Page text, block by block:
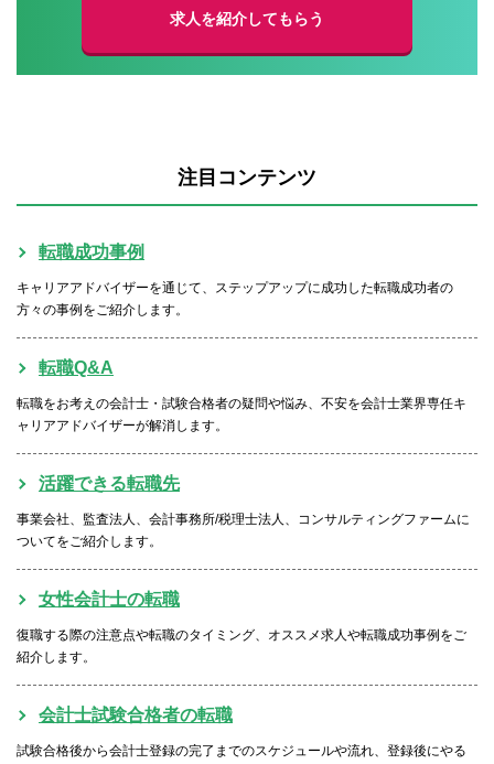
求人を紹介してもらう
注目コンテンツ
転職成功事例
キャリアアドバイザーを通じて、ステップアップに成功した転職成功者の
方々の事例をご紹介します。
転職Q&A
転職をお考えの会計士・試験合格者の疑問や悩み、不安を会計士業界専任キ
ャリアアドバイザーが解消します。
活躍できる転職先
事業会社、監査法人、会計事務所/税理士法人、コンサルティングファームに
ついてをご紹介します。
女性会計士の転職
復職する際の注意点や転職のタイミング、オススメ求人や転職成功事例をご
紹介します。
会計士試験合格者の転職
試験合格後から会計士登録の完了までのスケジュールや流れ、登録後にやる